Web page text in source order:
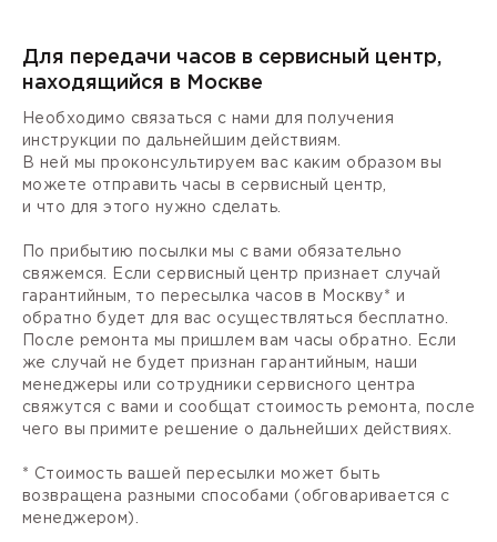
Для передачи часов в сервисный центр,
находящийся в Москве
Необходимо связаться с нами для получения
инструкции по дальнейшим действиям.
В ней мы проконсультируем вас каким образом вы
можете отправить часы в сервисный центр,
и что для этого нужно сделать.
По прибытию посылки мы с вами обязательно
свяжемся. Если сервисный центр признает случай
гарантийным, то пересылка часов в Москву* и
обратно будет для вас осуществляться бесплатно.
После ремонта мы пришлем вам часы обратно. Если
же случай не будет признан гарантийным, наши
менеджеры или сотрудники сервисного центра
свяжутся с вами и сообщат стоимость ремонта, после
чего вы примите решение о дальнейших действиях.
* Стоимость вашей пересылки может быть
возвращена разными способами (обговаривается с
менеджером).